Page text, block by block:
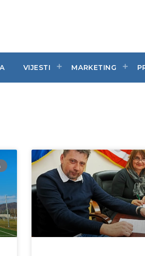
VIJESTI MARKETING